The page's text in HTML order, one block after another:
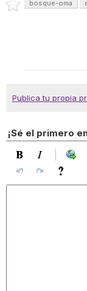
bosque-oma
Publica tu propia
¡Sé el primero